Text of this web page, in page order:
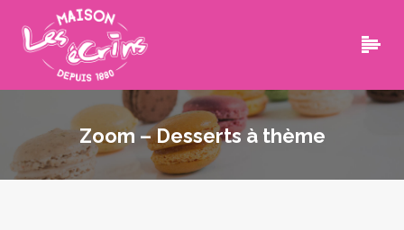
Zoom – Desserts à thème